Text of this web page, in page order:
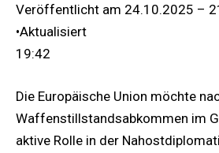
Veröffentlicht am 24.10.2025 –
•Aktualisiert
19:42
Die Europäische Union möchte
Waffenstillstandsabkommen im
aktive Rolle in der